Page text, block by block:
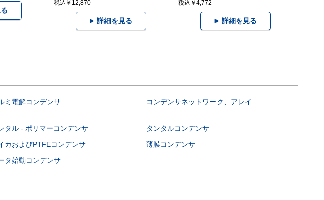
税込￥12,870
詳細を見る
税込￥4,772
詳細を見る
ミ電解コンデンサ コンデンサネットワーク、アレイ
タル - ポリマーコンデンサ
タンタルコンデンサ
カおよびPTFEコンデンサ
薄膜コンデンサ
タ始動コンデンサ